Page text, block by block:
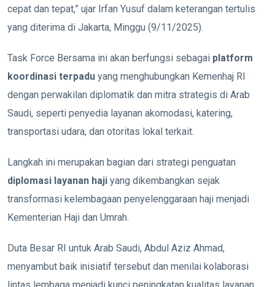
cepat dan tepat,” ujar Irfan Yusuf dalam keterangan tertulis
yang diterima di Jakarta, Minggu (9/11/2025).
Task Force Bersama ini akan berfungsi sebagai platform
koordinasi terpadu yang menghubungkan Kemenhaj RI
dengan perwakilan diplomatik dan mitra strategis di Arab
Saudi, seperti penyedia layanan akomodasi, katering,
transportasi udara, dan otoritas lokal terkait.
Langkah ini merupakan bagian dari strategi penguatan
diplomasi layanan haji yang dikembangkan sejak
transformasi kelembagaan penyelenggaraan haji menjadi
Kementerian Haji dan Umrah.
Duta Besar RI untuk Arab Saudi, Abdul Aziz Ahmad,
menyambut baik inisiatif tersebut dan menilai kolaborasi